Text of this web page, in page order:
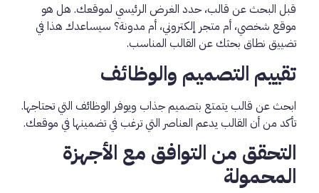
قبل البحث عن قالب، حدد الغرض الرئيسي لموقعك. هل هو
موقع شخصي، أم متجر إلكتروني، أم مدونة؟ سيساعدك هذا في
تضييق نطاق بحثك عن القالب المناسب.
تقييم التصميم والوظائف
ابحث عن قالب يتمتع بتصميم جذاب ويوفر الوظائف التي تحتاجها.
تأكد من أن القالب يدعم العناصر التي ترغب في تضمينها في موقعك.
التحقق من التوافق مع الأجهزة
المحمولة